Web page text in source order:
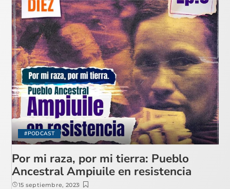
#PODCAST
Por mi raza, por mi tierra: Pueblo
Ancestral Ampiuile en resistencia
15 septiembre, 2023